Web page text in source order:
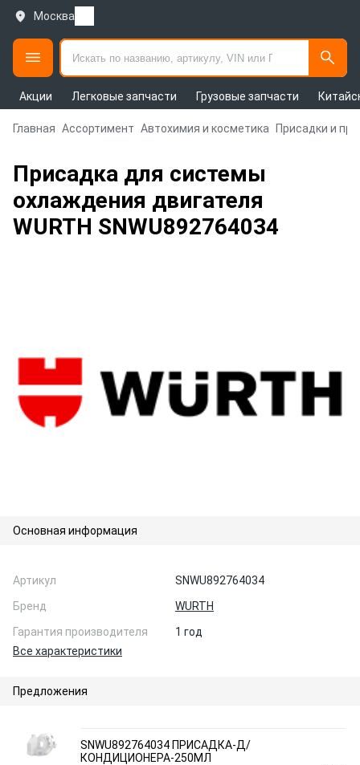
Москва
Акции Легковые запчасти Грузовые запчасти
Главная Ассортимент Автохимия и косметика Присадки и
Присадка для системы
охлаждения двигателя
WURTH SNWU892764034
Основная информация
Артикул
SNWU892764034
Бренд
WURTH
Гарантия производителя
1 год
Все характеристики
Предложения
SNWU892764034 ПРИСАДКА-Д/
КОНДИЦИОНЕРА-250МЛ